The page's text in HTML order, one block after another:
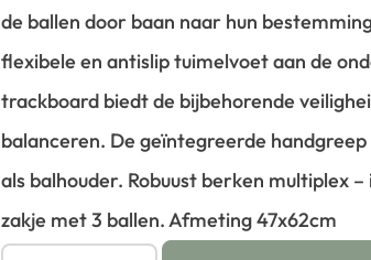
de ballen door baan naar hun
flexibele en antislip tuimelvoet aan de
trackboard biedt de bijbehorende
balanceren. De geïntegreerde
als balhouder. Robuust berken multiplex –
zakje met 3 ballen. Afmeting 47x62cm